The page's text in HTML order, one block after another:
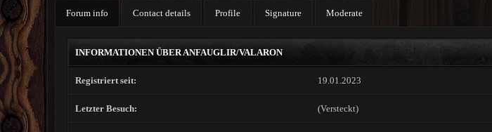
Forum info Contact details Profile Signature Moderate
INFORMATIONEN ÜBER ANFAUGLIR/VALARON
Registriert seit: 19.01.2023
Letzter Besuch: (Versteckt)